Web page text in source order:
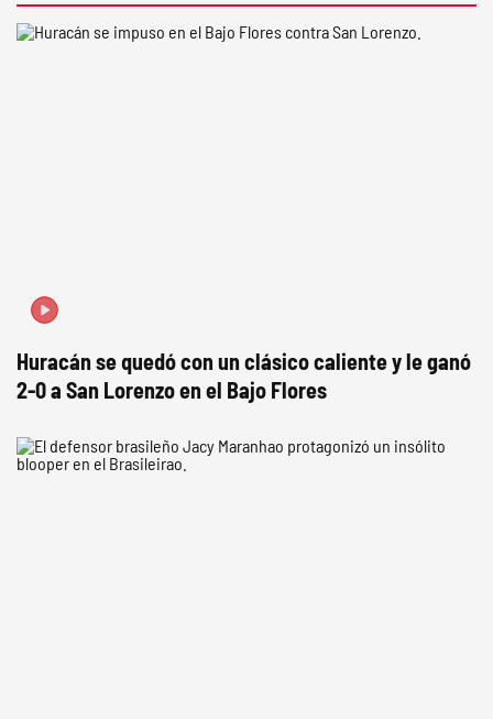
Huracán se quedó con un clásico caliente y le ganó
2-0 a San Lorenzo en el Bajo Flores